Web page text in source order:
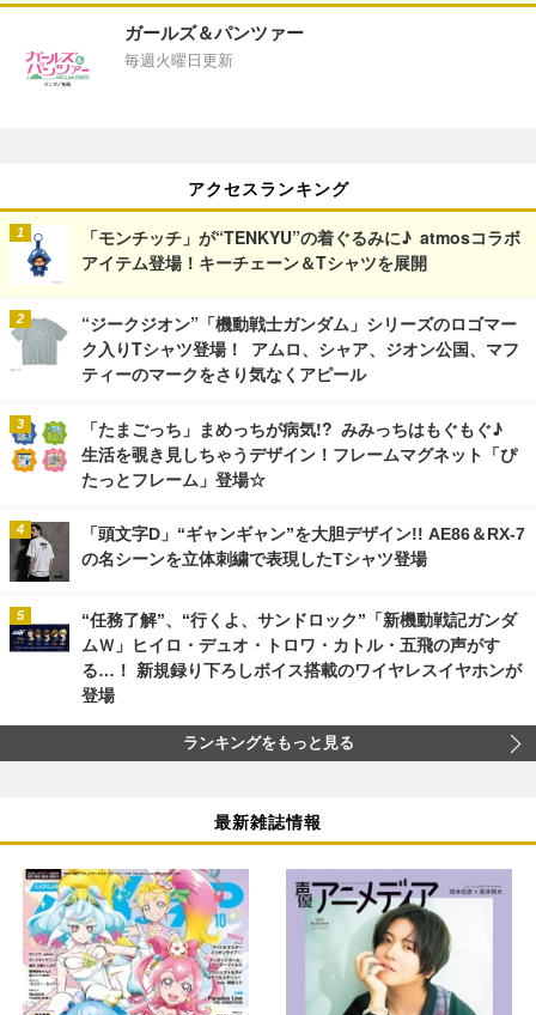
ガールズ＆パンツァー
毎週火曜日更新
アクセスランキング
「モンチッチ」が“TENKYU”の着ぐるみに♪ atmosコラボ
アイテム登場！キーチェーン＆Tシャツを展開
“ジークジオン”「機動戦士ガンダム」シリーズのロゴマー
ク入りTシャツ登場！ アムロ、シャア、ジオン公国、マフ
ティーのマークをさり気なくアピール
「たまごっち」まめっちが病気!? みみっちはもぐもぐ♪
生活を覗き見しちゃうデザイン！フレームマグネット「ぴ
たっとフレーム」登場☆
「頭文字D」“ギャンギャン”を大胆デザイン!! AE86＆RX-7
の名シーンを立体刺繍で表現したTシャツ登場
“任務了解”、“行くよ、サンドロック”「新機動戦記ガンダ
ムＷ」ヒイロ・デュオ・トロワ・カトル・五飛の声がす
る…！ 新規録り下ろしボイス搭載のワイヤレスイヤホンが
登場
ランキングをもっと見る
最新雑誌情報